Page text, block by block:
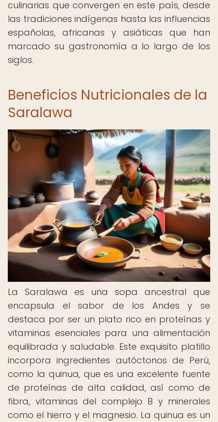
culinarias que convergen en este país, desde
las tradiciones indígenas hasta las influencias
españolas, africanas y asiáticas que han
marcado su gastronomía a lo largo de los
siglos.
Beneficios Nutricionales de la
Saralawa
La Saralawa es una sopa ancestral que
encapsula el sabor de los Andes y se
destaca por ser un plato rico en proteínas y
vitaminas esenciales para una alimentación
equilibrada y saludable. Este exquisito platillo
incorpora ingredientes autóctonos de Perú,
como la quinua, que es una excelente fuente
de proteínas de alta calidad, así como de
fibra, vitaminas del complejo B y minerales
como el hierro y el magnesio. La quinua es un